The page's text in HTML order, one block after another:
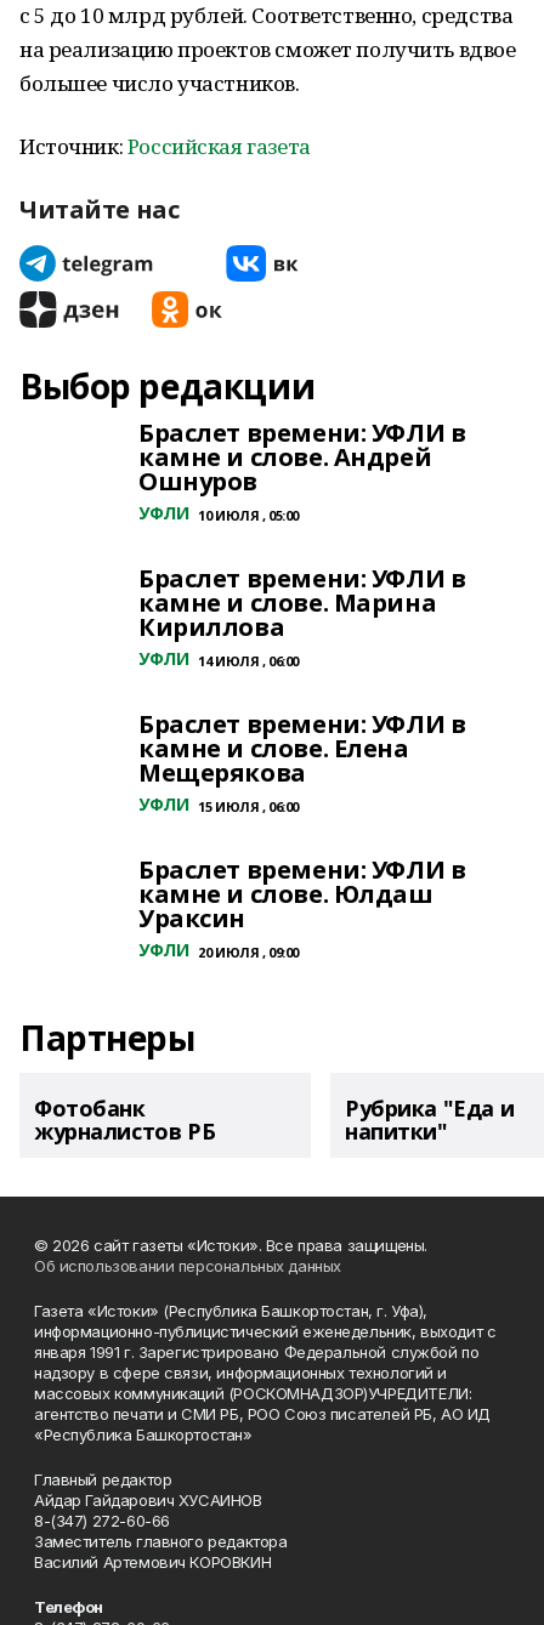
с 5 до 10 млрд рублей. Соответственно, средства
на реализацию проектов сможет получить вдвое
большее число участников.
Источник:Российская газета
Читайте нас
Выбор редакции
Браслет времени: УФЛИ в
камне и слове. Андрей
Ошнуров
УФЛИ 10 ИЮЛЯ , 05:00
Браслет времени: УФЛИ в
камне и слове. Марина
Кириллова
УФЛИ 14 ИЮЛЯ , 06:00
Браслет времени: УФЛИ в
камне и слове. Елена
Мещерякова
УФЛИ 15 ИЮЛЯ , 06:00
Браслет времени: УФЛИ в
камне и слове. Юлдаш
Ураксин
УФЛИ 20 ИЮЛЯ , 09:00
Партнеры
Фотобанк
журналистов РБ
Рубрика "Еда и
напитки"
© 2026 сайт газеты «Истоки». Все права защищены.
Об использовании персональных данных
Газета «Истоки» (Республика Башкортостан, г. Уфа),
информационно-публицистический еженедельник, выходит с
января 1991 г. Зарегистрировано Федеральной службой по
надзору в сфере связи, информационных технологий и
массовых коммуникаций (РОСКОМНАДЗОР)УЧРЕДИТЕЛИ:
агентство печати и СМИ РБ, РОО Союз писателей РБ, АО ИД
«Республика Башкортостан»
Главный редактор
Айдар Гайдарович ХУСАИНОВ
8-(347) 272-60-66
Заместитель главного редактора
Василий Артемович КОРОВКИН
Телефон